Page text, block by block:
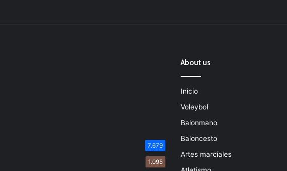
7.679
1.095
About us
Inicio
Voleybol
Balonmano
Baloncesto
Artes marciales